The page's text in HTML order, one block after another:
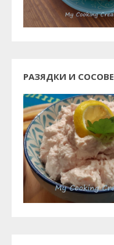
РАЗЯДКИ И СОСОВЕ